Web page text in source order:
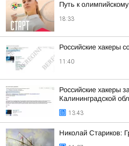
Путь к
18:33
Российские хакеры
11:40
Российские хакеры
Калининградской
13:43
Николай Стариков: